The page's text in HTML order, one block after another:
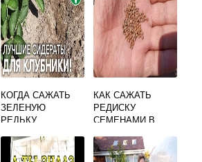
КОГДА САЖАТЬ
ЗЕЛЕНУЮ
РЕДЬКУ
КАК САЖАТЬ
РЕДИСКУ
СЕМЕНАМИ В
ГРУНТЕ ЛЕТОМ